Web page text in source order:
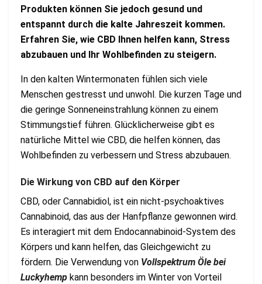
Produkten können Sie jedoch gesund und
entspannt durch die kalte Jahreszeit kommen.
Erfahren Sie, wie CBD Ihnen helfen kann, Stress
abzubauen und Ihr Wohlbefinden zu steigern.
In den kalten Wintermonaten fühlen sich viele
Menschen gestresst und unwohl. Die kurzen Tage und
die geringe Sonneneinstrahlung können zu einem
Stimmungstief führen. Glücklicherweise gibt es
natürliche Mittel wie CBD, die helfen können, das
Wohlbefinden zu verbessern und Stress abzubauen.
Die Wirkung von CBD auf den Körper
CBD, oder Cannabidiol, ist ein nicht-psychoaktives
Cannabinoid, das aus der Hanfpflanze gewonnen wird.
Es interagiert mit dem Endocannabinoid-System des
Körpers und kann helfen, das Gleichgewicht zu
fördern. Die Verwendung von Vollspektrum Öle bei
Luckyhemp kann besonders im Winter von Vorteil